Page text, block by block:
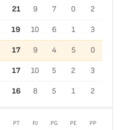
21 9 7 0 2
19 10 6 1 3
17 9 4 5 0
17 10 5 2 3
16 8 5 1 2
PT PJ PG PE PP